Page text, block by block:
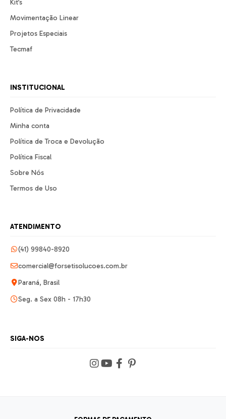
Kit’s
Movimentação Linear
Projetos Especiais
Tecmaf
INSTITUCIONAL
Política de Privacidade
Minha conta
Política de Troca e Devolução
Política Fiscal
Sobre Nós
Termos de Uso
ATENDIMENTO
(41) 99840-8920
comercial@forsetisolucoes.com.br
Paraná, Brasil
Seg. a Sex 08h - 17h30
SIGA-NOS